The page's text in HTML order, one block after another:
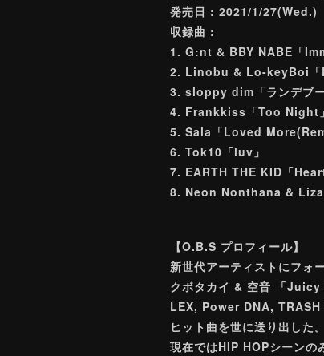
発売日 : 2021/1/27(Wed.)
収録曲 :
1. G:nt & BBY NABE「
2. Linobu & Lo-keyBoi「
3. sloppy dim「ランデブー
4. Frankkiss「Too Night」
5. Sala「Loved
6. Tok10「luv」
7. EARTH THE KID「Heart
8. Neon Nonthana & Liza
【O.B.S プロフィール】
新世代アーティストにフォ
クボタカイ & 空音 「
LEX, Power DNA,
ヒット曲を世に送り出した。
現在ではHIP HOPシーンの